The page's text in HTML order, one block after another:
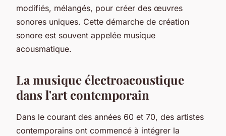
modifiés, mélangés, pour créer des œuvres
sonores uniques. Cette démarche de création
sonore est souvent appelée musique
acousmatique.
La musique électroacoustique
dans l'art contemporain
Dans le courant des années 60 et 70, des artistes
contemporains ont commencé à intégrer la